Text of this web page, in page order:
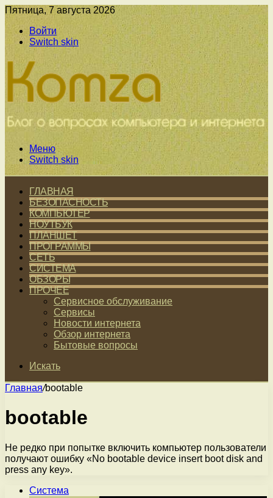
Пятница, 7 августа 2026
Войти
Switch skin
Меню
Switch skin
ГЛАВНАЯ
БЕЗОПАСНОСТЬ
КОМПЬЮТЕР
НОУТБУК
ПЛАНШЕТ
ПРОГРАММЫ
СЕТЬ
СИСТЕМА
ОБЗОРЫ
ПРОЧЕЕ
Сервисное обслуживание
Сервисы
Новости интернета
Обзор интернета
Бытовые вопросы
Искать
Главная/bootable
bootable
Не редко при попытке включить компьютер пользователи
получают ошибку «No bootable device insert boot disk and
press any key».
Система